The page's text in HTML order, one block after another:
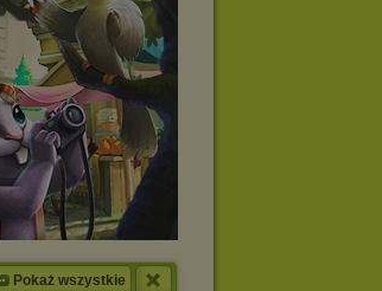
Pokaż wszystkie